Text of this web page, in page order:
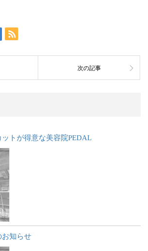
次の記事
トが得意な美容院PEDAL
お知らせ